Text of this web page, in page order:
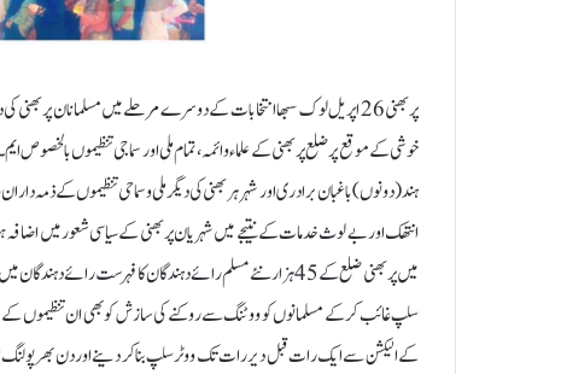
پربھنی 26 اپریل لوک سبھا انتخابات کے دوسرے مرحلے میں مسلمانان پر
خوشی کے موقع پر ضلع پربھنی کے علماءو ائمہ، تمام ملی اور سماجی تنظیموں
ہند ( دونوں) باغبان برادری اور شہر ہربھنی کی دیگر ملی و سماحی تنظیموں کے ذمہ
انتھک اور بے لوث خدمات کے نتیجے میں شہریان پر بھنی کے سیاسی شعور میں اضافہ
میں پربھنی ضلع کے45 ہزار نئے مسلم رائے دہندگان کا فہرست رائے
سلپ غائب کر کے مسلمانوں کو ووٹنگ سے روکنے کی سازش کو بھی ان تنظیموں
کے الیکشن سے ایک رات قبل دیر رات تک ووٹر سلپ بنا کر دینے اور دن بھر پولنگ